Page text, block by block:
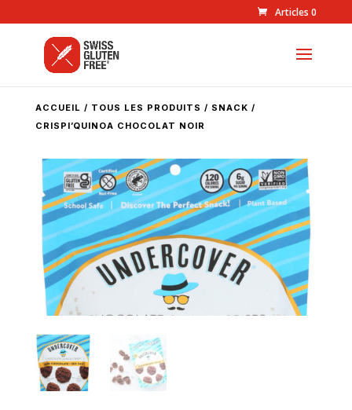
Articles 0
ACCUEIL / TOUS LES PRODUITS / SNACK /
CRISPI’QUINOA CHOCOLAT NOIR